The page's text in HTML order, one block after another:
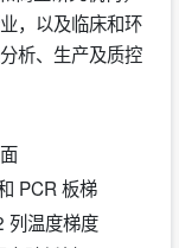
，以及临床和环
析、生产及质控
PCR 板梯
列温度梯度